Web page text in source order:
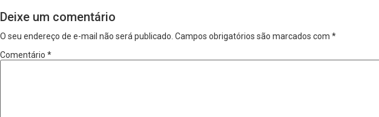
Deixe um comentário
O seu endereço de e-mail não será publicado. Campos obrigatórios são marcados com *
Comentário *